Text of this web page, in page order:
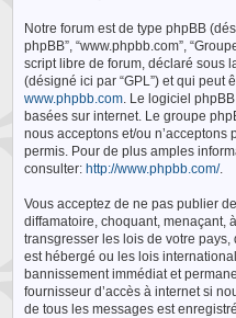
Notre forum est de type phpBB
phpBB”, “www.phpbb.com”,
script libre de forum, déclaré sous
(désigné ici par “GPL”) et qui peut
www.phpbb.com. Le logiciel
basées sur internet. Le groupe
nous acceptons et/ou n’acceptons
permis. Pour de plus amples
consulter: http://www.phpbb.com/.
Vous acceptez de ne pas publier
diffamatoire, choquant, menaçant,
transgresser les lois de votre pays,
est hébergé ou les lois
bannissement immédiat et
fournisseur d’accès à internet si
de tous les messages est